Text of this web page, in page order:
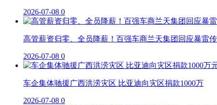
2026-07-08 0
高管薪资归零、全员降薪！百强车商兰天集团回应暴雷
2026-07-08 0
车企集体驰援广西洪涝灾区 比亚迪向灾区捐款1000万
2026-07-08 0